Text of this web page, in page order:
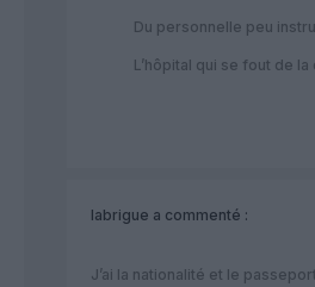
Du personnelle peu
L’hôpital qui se fout de la
labrigue a commenté :
J’ai la nationalité et le